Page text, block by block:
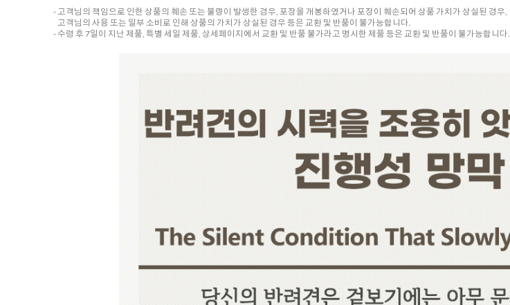
- 고객님의 책임으로 인한 상품의 훼손 또는 불량이 발생한 경우, 포장을 개봉하였거나 포장이 훼손되어 상품 가치가 상실된 경우,
고객님의 사용 또는 일부 소비로 인해 상품의 가치가 상실된 경우 등은 교환 및 반품이 불가능합니다.
- 수령 후 7일이 지난 제품, 특별 세일 제품, 상세페이지에서 교환 및 반품 불가라고 명시한 제품 등은 교환 및 반품이 불가능합니다.